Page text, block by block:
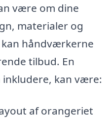
være om dine
materialer og
håndværkerne
tilbud. En
kan være:
af orangeriet